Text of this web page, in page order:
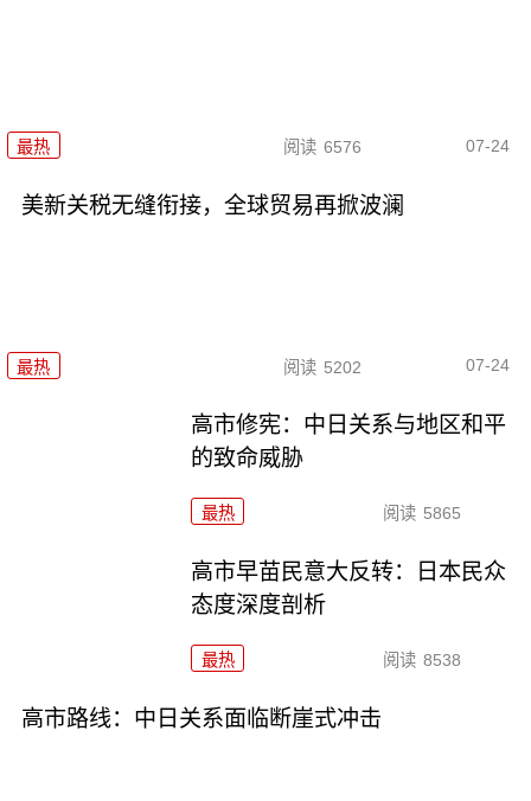
最热 阅读 6576 07-24
美新关税无缝衔接，全球贸易再掀波澜
最热 阅读 5202 07-24
高市修宪：中日关系与地区和平
的致命威胁
最热 阅读 5865
高市早苗民意大反转：日本民众
态度深度剖析
最热 阅读 8538
高市路线：中日关系面临断崖式冲击